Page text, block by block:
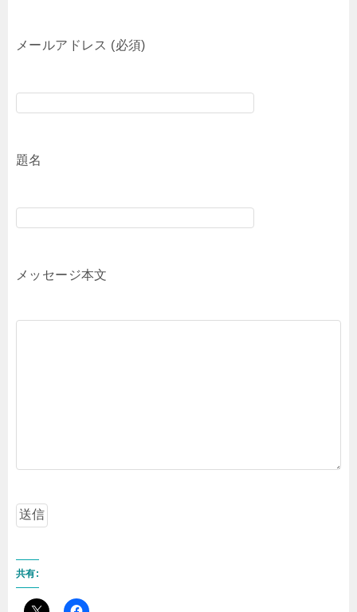
メールアドレス (必須)
題名
メッセージ本文
共有: